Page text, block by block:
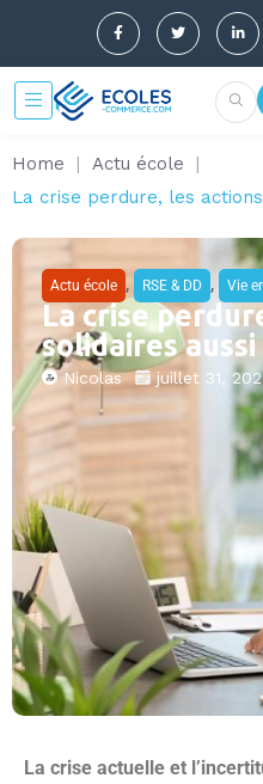
Home | Actu école
|
La crise perdure, les
Actu école , RSE & DD , Vie
La crise
solidaires aussi
Nicolas juillet 31,
La crise actuelle et